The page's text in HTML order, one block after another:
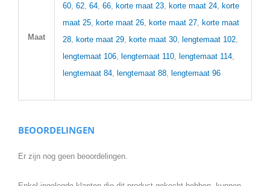
Maat
60 62 64 66 korte maat 23 korte maat 24
korte
maat 25
korte maat 26 korte maat 27
korte maat
28
korte maat 29 korte maat 30 lengtemaat 102
lengtemaat 106
lengtemaat 110 lengtemaat 114
lengtemaat 84
lengtemaat 88 lengtemaat 96
BEOORDELINGEN
Er zijn nog geen beoordelingen.